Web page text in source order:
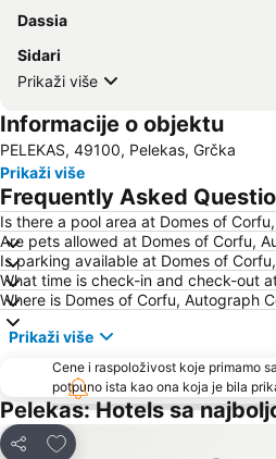
Dassia
Sidari
Prikaži više
Informacije o objektu
PELEKAS, 49100, Pelekas, Grčka
Prikaži više
Frequently Asked
Is there a pool area at Domes of
Are pets allowed at Domes of Corfu,
Is parking available at Domes of
What time is check-in and check-out
Where is Domes of Corfu, Autograph
Prikaži više
Cene i raspoloživost koje primamo
potpuno ista kao ona koja je bila
Pelekas: Hotels sa
Deli
Dodati u favorite